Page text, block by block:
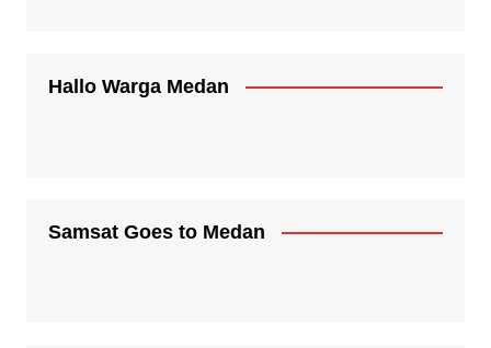
Hallo Warga Medan
Samsat Goes to Medan